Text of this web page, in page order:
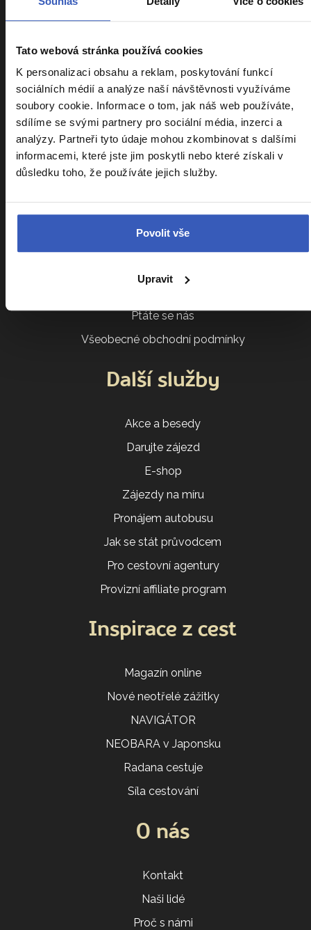
Tato webová stránka používá cookies
K personalizaci obsahu a reklam, poskytování funkcí
sociálních médií a analýze naší návštěvnosti využíváme
soubory cookie. Informace o tom, jak náš web používáte,
sdílíme se svými partnery pro sociální média, inzerci a
analýzy. Partneři tyto údaje mohou zkombinovat s dalšími
informacemi, které jste jim poskytli nebo které získali v
důsledku toho, že používáte jejich služby.
Povolit vše
Upravit
Informace k zájezdům
Cestovní pojištění Kooperativa
Cestovní pojištění Slavia
Kalendář zájezdů
Srovnání zájezdů
Ptáte se nás
Všeobecné obchodní podmínky
Další služby
Akce a besedy
Darujte zájezd
E-shop
Zájezdy na míru
Pronájem autobusu
Jak se stát průvodcem
Pro cestovní agentury
Provizní affiliate program
Inspirace z cest
Magazín online
Nové neotřelé zážitky
NAVIGÁTOR
NEOBARA v Japonsku
Radana cestuje
Síla cestování
O nás
Kontakt
Naši lidé
Proč s námi